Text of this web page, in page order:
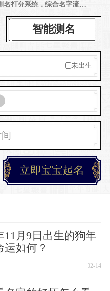
名打分系统，综合名字流行
，同时结合好听（声音、韵
形、部首、笔画数），内涵
诗词成语意蕴，名字印象，
分。同时起名网还为您提供
取名、诗词起名等.
智能测名
未出生
立即宝宝起名
11月9日出生的狗年
运如何？
02-14